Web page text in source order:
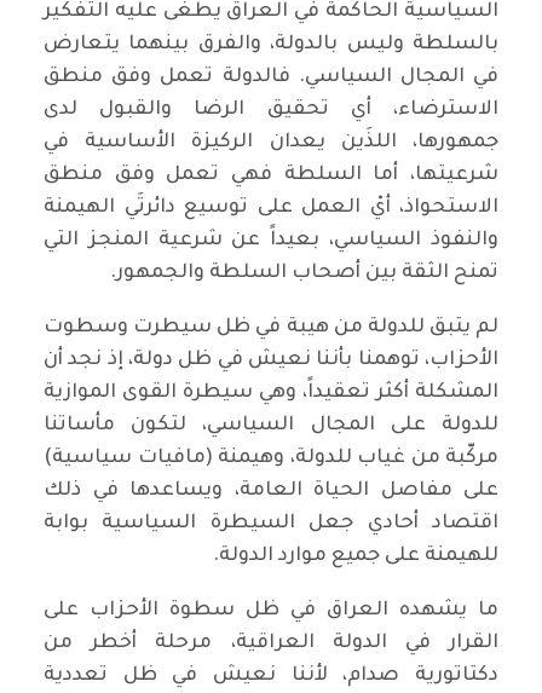
السياسية الحاكمة في العراق يطغى عليه التفكير
بالسلطة وليس بالدولة، والفرق بينهما يتعارض
في المجال السياسي. فالدولة تعمل وفق منطق
الاسترضاء، أي تحقيق الرضا والقبول لدى
جمهورها، اللذَين يعدان الركيزة الأساسية في
شرعيتها، أما السلطة فهي تعمل وفق منطق
الاستحواذ، أيْ العمل على توسيع دائرتَي الهيمنة
والنفوذ السياسي، بعيداً عن شرعية المنجز التي
تمنح الثقة بين أصحاب السلطة والجمهور.
لم يتبق للدولة من هيبة في ظل سيطرت وسطوت
الأحزاب، توهمنا بأننا نعيش في ظل دولة، إذ نجد أن
المشكلة أكثر تعقيداً، وهي سيطرة القوى الموازية
للدولة على المجال السياسي، لتكون مأساتنا
مركّبة من غياب للدولة، وهيمنة (مافيات سياسية)
على مفاصل الحياة العامة، ويساعدها في ذلك
اقتصاد أحادي جعل السيطرة السياسية بوابة
للهيمنة على جميع موارد الدولة.
ما يشهده العراق في ظل سطوة الأحزاب على
القرار في الدولة العراقية، مرحلة أخطر من
دكتاتورية صدام، لأننا نعيش في ظل تعددية